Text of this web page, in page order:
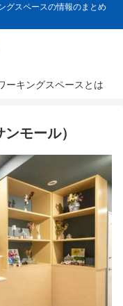
グスペースの情報のまとめ
ーキングスペースとは
モール）